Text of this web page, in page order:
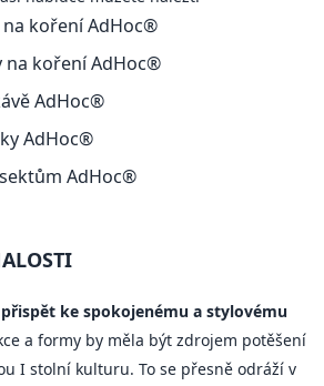
koření AdHoc®
na koření AdHoc®
AdHoc®
AdHoc®
AdHoc®
přispět ke spokojenému a stylovému
a formy by měla být zdrojem potěšení
I stolní kulturu. To se přesně odráží v